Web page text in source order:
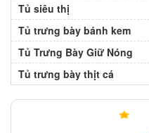
Tủ siêu thị
Tủ trưng bày bánh kem
Tủ Trưng Bày Giữ Nóng
Tủ trưng bày thịt cá